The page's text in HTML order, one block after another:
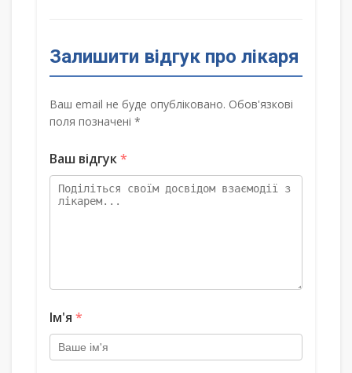
Залишити відгук про лікаря
Ваш email не буде опубліковано. Обов'язкові
поля позначені *
Ваш відгук*
Ім'я *